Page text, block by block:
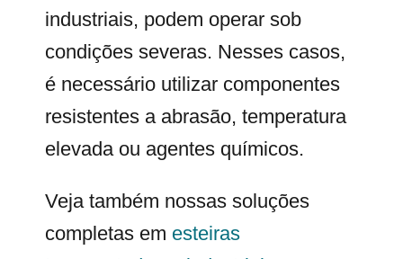
industriais, podem operar sob
condições severas. Nesses casos,
é necessário utilizar componentes
resistentes a abrasão, temperatura
elevada ou agentes químicos.
Veja também nossas soluções
completas em esteiras